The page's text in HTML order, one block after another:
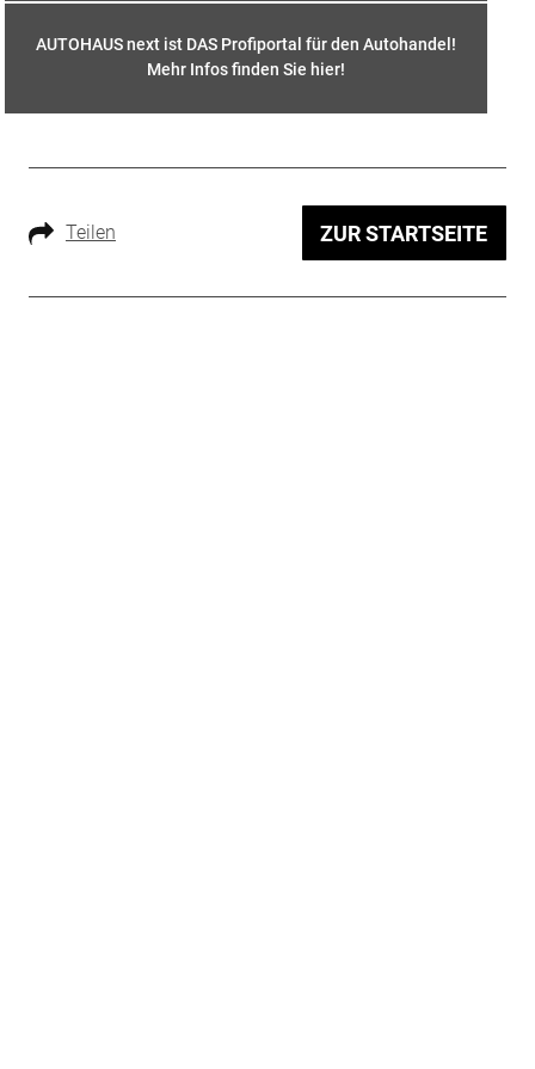
AUTOHAUS next ist DAS Profiportal für den Autohandel!
Mehr Infos finden Sie hier!
Teilen ZUR STARTSEITE